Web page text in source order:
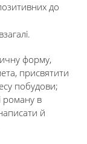
позитивних до
форму,
присвятити
побудови;
роману в
й